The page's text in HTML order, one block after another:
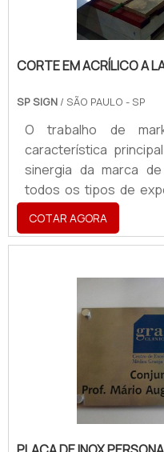
CORTE EM ACRÍLICO A
SP SIGN / SÃO PAULO - SP
O trabalho de
característica
sinergia da marca
todos os tipos de
ou fora do
publicitárias,
garantir que ela seja
integralmente,
padrões definidos em
Nesse contexto, o
COTAR AGORA